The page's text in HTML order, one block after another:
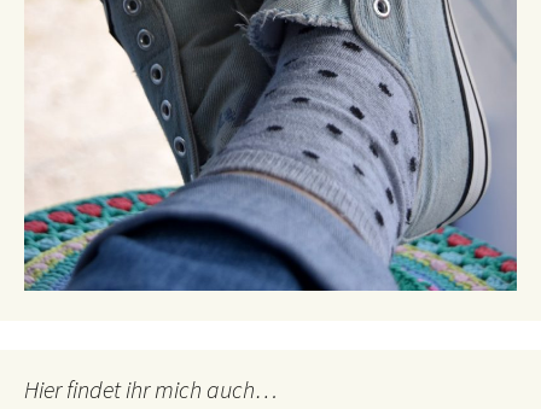
Hier findet ihr mich auch…